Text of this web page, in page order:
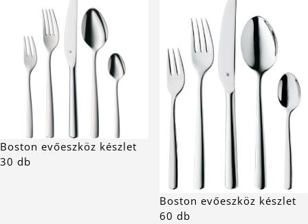
Boston evőeszköz készlet
30 db
Boston evőeszköz készlet
60 db